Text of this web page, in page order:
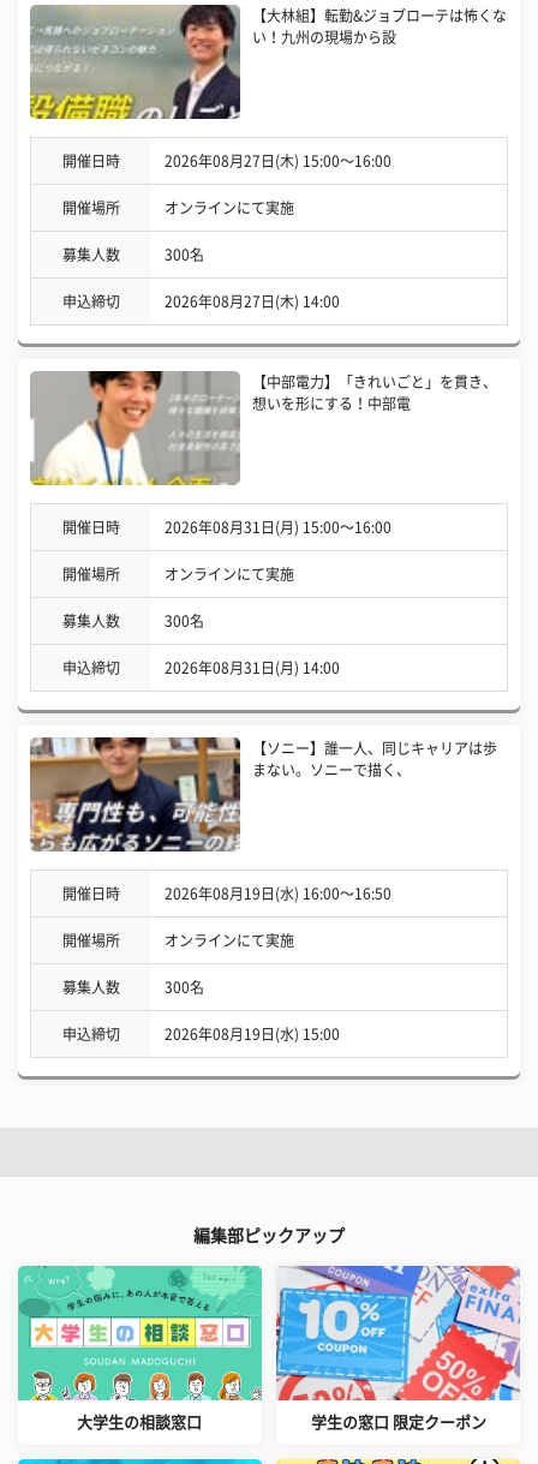
【大林組】転勤&ジョブローテは怖くな
い！九州の現場から設
開催日時 2026年08月27日(木) 15:00〜16:00
開催場所 オンラインにて実施
募集人数 300名
申込締切 2026年08月27日(木) 14:00
【中部電力】「きれいごと」を貫き、
想いを形にする！中部電
開催日時 2026年08月31日(月) 15:00〜16:00
開催場所 オンラインにて実施
募集人数 300名
申込締切 2026年08月31日(月) 14:00
【ソニー】誰一人、同じキャリアは歩
まない。ソニーで描く、
開催日時 2026年08月19日(水) 16:00〜16:50
開催場所 オンラインにて実施
募集人数 300名
申込締切 2026年08月19日(水) 15:00
編集部ピックアップ
大学生の相談窓口 学生の窓口 限定クーポン